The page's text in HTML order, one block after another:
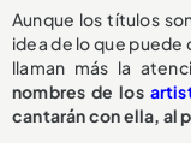
Aunque los títulos
idea de lo que puede
llaman más la
nombres de los
cantarán con ella, al